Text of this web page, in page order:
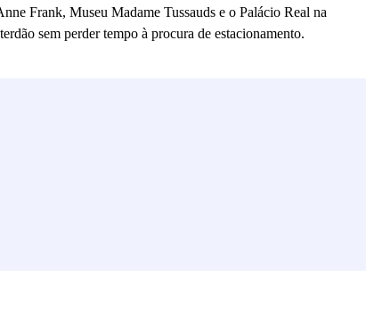
Frank, Museu Madame Tussauds e o Palácio Real na
sem perder tempo à procura de estacionamento.